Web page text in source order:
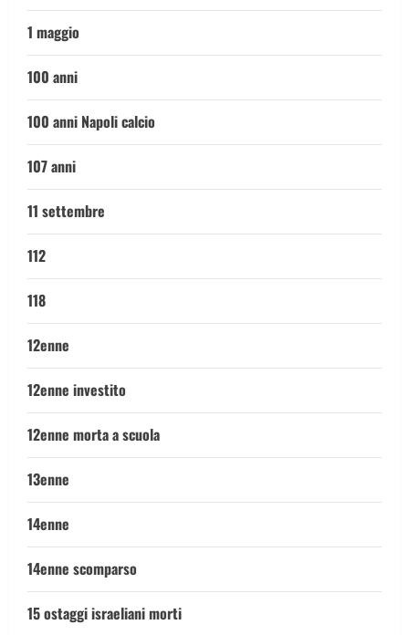
1 maggio
100 anni
100 anni Napoli calcio
107 anni
11 settembre
112
118
12enne
12enne investito
12enne morta a scuola
13enne
14enne
14enne scomparso
15 ostaggi israeliani morti